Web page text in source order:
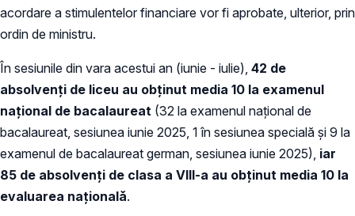
acordare a stimulentelor financiare vor fi aprobate, ulterior, prin
ordin de ministru.
În sesiunile din vara acestui an (iunie - iulie), 42 de
absolvenți de liceu au obținut media 10 la examenul
național de bacalaureat (32 la examenul național de
bacalaureat, sesiunea iunie 2025, 1 în sesiunea specială și 9 la
examenul de bacalaureat german, sesiunea iunie 2025), iar
85 de absolvenți de clasa a VIII-a au obținut media 10 la
evaluarea națională.